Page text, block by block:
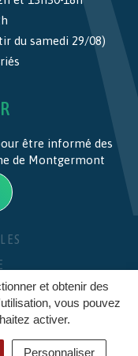
et obtenir des
vous pouvez
activer.
Personnaliser
du samedi 29/08)
être informé des
de Montgermont